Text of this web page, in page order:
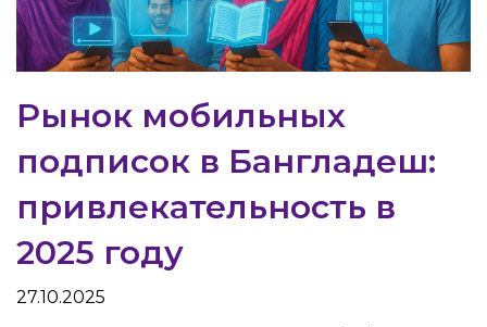
Рынок мобильных
подписок в Бангладеш:
привлекательность в
2025 году
27.10.2025